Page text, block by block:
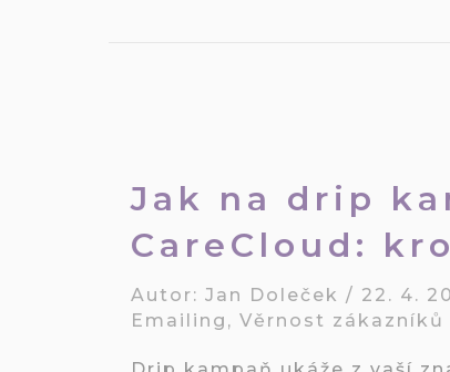
Jak na drip
CareCloud:
Autor: Jan Doleček / 22. 4.
Emailing , Věrnost zákazníků